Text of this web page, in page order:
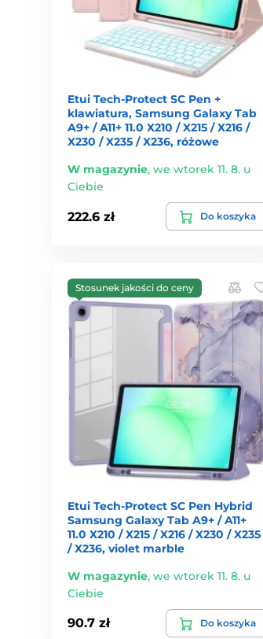
Etui Tech-Protect SC Pen +
klawiatura, Samsung Galaxy Tab
A9+ / A11+ 11.0 X210 / X215 / X216 /
X230 / X235 / X236, różowe
W magazynie, we wtorek 11. 8. u
Ciebie
222.6 zł Do koszyka
Stosunek jakości do ceny
Etui Tech-Protect SC Pen Hybrid
Samsung Galaxy Tab A9+ / A11+
11.0 X210 / X215 / X216 / X230 / X235
/ X236, violet marble
W magazynie, we wtorek 11. 8. u
Ciebie
90.7 zł Do koszyka